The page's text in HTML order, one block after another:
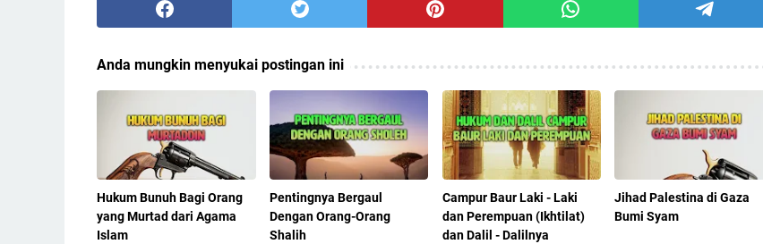
Anda mungkin menyukai postingan ini
Hukum Bunuh Bagi Orang
yang Murtad dari Agama
Islam
Pentingnya Bergaul
Dengan Orang-Orang
Shalih
Campur Baur Laki - Laki
dan Perempuan (Ikhtilat)
dan Dalil - Dalilnya
Jihad Palestina di Gaza
Bumi Syam